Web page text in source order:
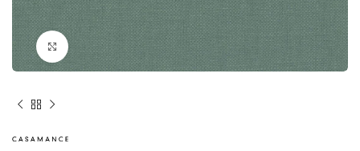
Click to enlarge